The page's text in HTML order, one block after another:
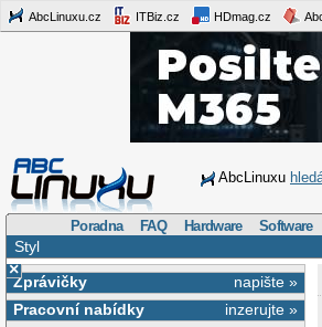
AbcLinuxu.cz ITBiz.cz HDmag.cz
AbcLinuxu
Poradna FAQ Hardware Software
Styl
×
napište »
Zprávičky
inzerujte »
Pracovní nabídky